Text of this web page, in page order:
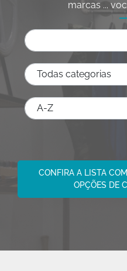
marcas ...
CONFIRA A LISTA
OPÇÕES DE